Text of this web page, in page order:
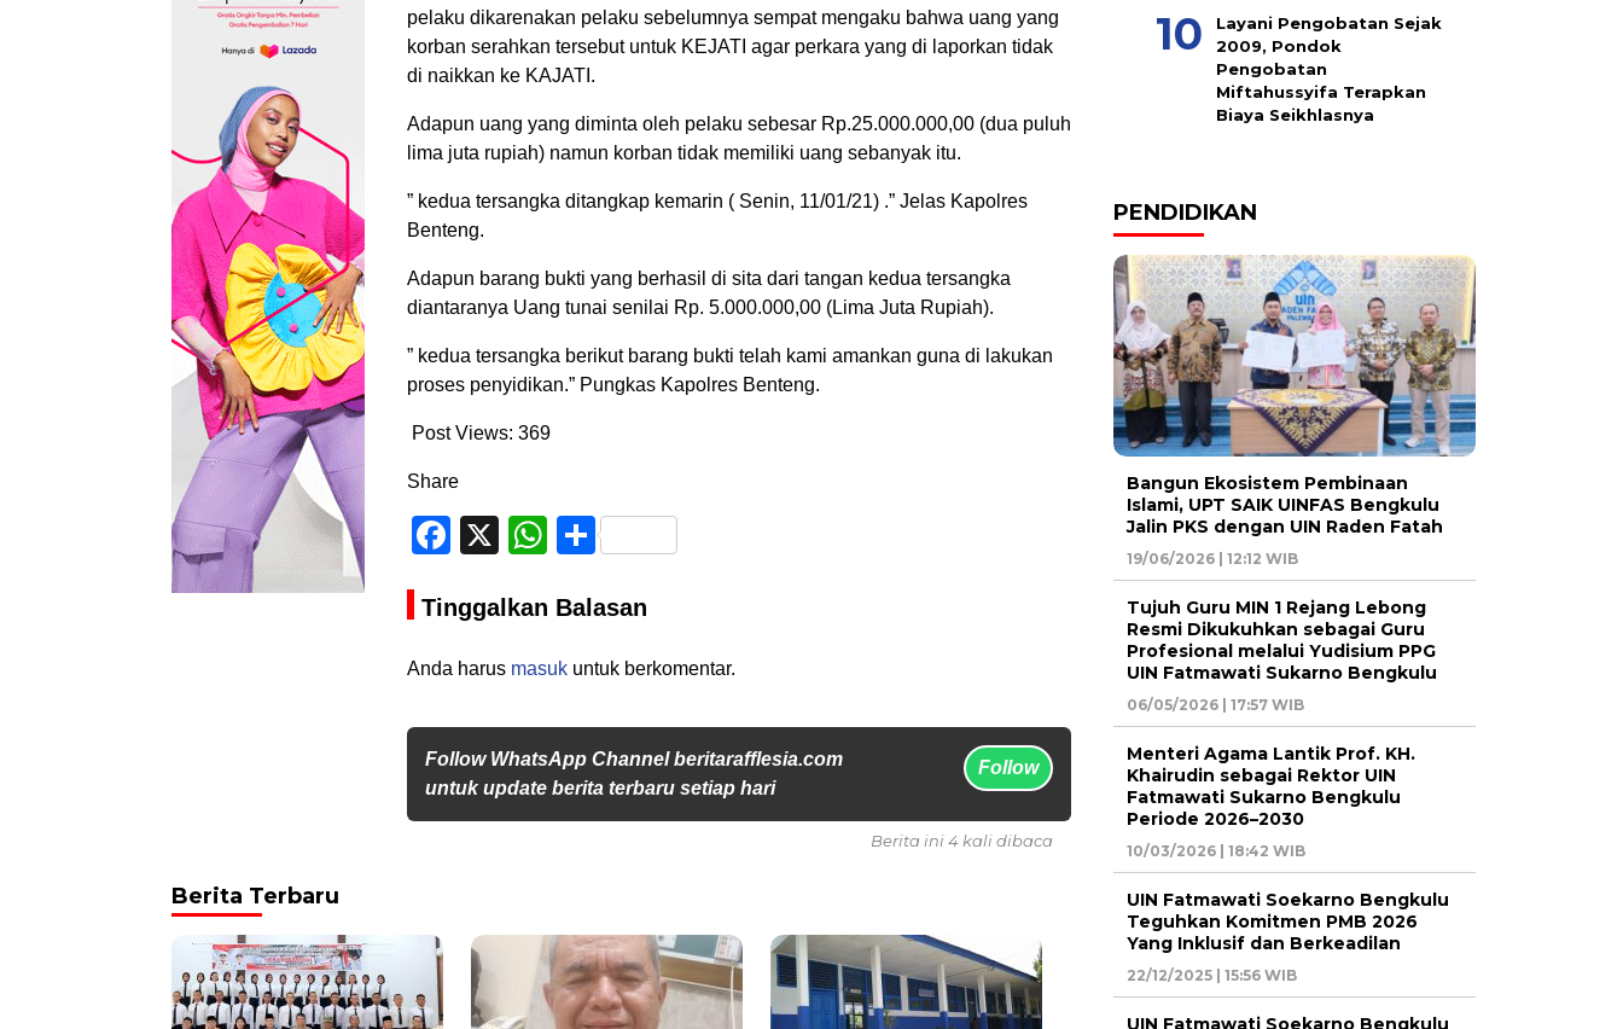
pelaku dikarenakan pelaku sebelumnya sempat mengaku bahwa uang yang
korban serahkan tersebut untuk KEJATI agar perkara yang di laporkan tidak
di naikkan ke KAJATI.
Adapun uang yang diminta oleh pelaku sebesar Rp.25.000.000,00 (dua puluh
lima juta rupiah) namun korban tidak memiliki uang sebanyak itu.
” kedua tersangka ditangkap kemarin ( Senin, 11/01/21) .” Jelas Kapolres
Benteng.
Adapun barang bukti yang berhasil di sita dari tangan kedua tersangka
diantaranya Uang tunai senilai Rp. 5.000.000,00 (Lima Juta Rupiah).
” kedua tersangka berikut barang bukti telah kami amankan guna di lakukan
proses penyidikan.” Pungkas Kapolres Benteng.
Post Views: 369
Share
Facebook
X WhatsApp
Share
Tinggalkan Balasan
Anda harus masuk untuk berkomentar.
Follow WhatsApp Channel beritarafflesia.com
untuk update berita terbaru setiap hari
Follow
Berita ini 4 kali dibaca
Berita Terbaru
Layani Pengobatan Sejak
2009, Pondok
Pengobatan
Miftahussyifa Terapkan
Biaya Seikhlasnya
PENDIDIKAN
Bangun Ekosistem Pembinaan
Islami, UPT SAIK UINFAS Bengkulu
Jalin PKS dengan UIN Raden Fatah
19/06/2026 | 12:12 WIB
Tujuh Guru MIN 1 Rejang Lebong
Resmi Dikukuhkan sebagai Guru
Profesional melalui Yudisium PPG
UIN Fatmawati Sukarno Bengkulu
06/05/2026 | 17:57 WIB
Menteri Agama Lantik Prof. KH.
Khairudin sebagai Rektor UIN
Fatmawati Sukarno Bengkulu
Periode 2026–2030
10/03/2026 | 18:42 WIB
UIN Fatmawati Soekarno Bengkulu
Teguhkan Komitmen PMB 2026
Yang Inklusif dan Berkeadilan
22/12/2025 | 15:56 WIB
UIN Fatmawati Soekarno Bengkulu